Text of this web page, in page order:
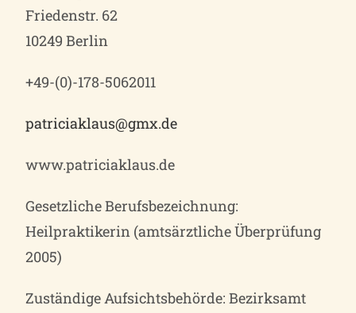
Friedenstr. 62
10249 Berlin
+49-(0)-178-5062011
patriciaklaus@gmx.de
www.patriciaklaus.de
Gesetzliche Berufsbezeichnung:
Heilpraktikerin (amtsärztliche Überprüfung
2005)
Zuständige Aufsichtsbehörde: Bezirksamt